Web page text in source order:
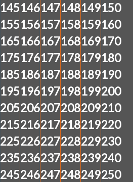
145146147148149150
155156157158159160
165166167168169170
175176177178179180
185186187188189190
195196197198199200
205206207208209210
215216217218219220
225226227228229230
235236237238239240
245246247248249250